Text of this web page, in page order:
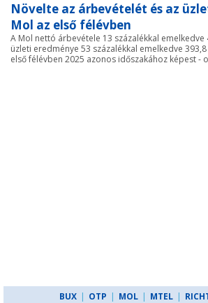
Növelte az árbevételét és az
Mol az első félévben
A Mol nettó árbevétele 13 százalékkal
üzleti eredménye 53 százalékkal emelkedve
első félévben 2025 azonos időszakához képest -
BUX | OTP | MOL | MTEL |